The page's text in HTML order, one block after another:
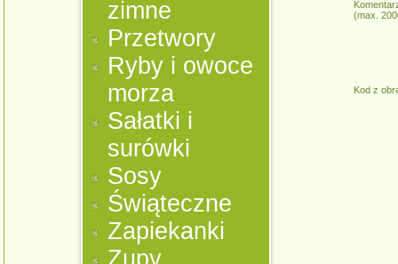
zimne
Przetwory
Ryby i owoce
morza
Sałatki i
surówki
Sosy
Świąteczne
Zapiekanki
Zupy
(max.
Kod z